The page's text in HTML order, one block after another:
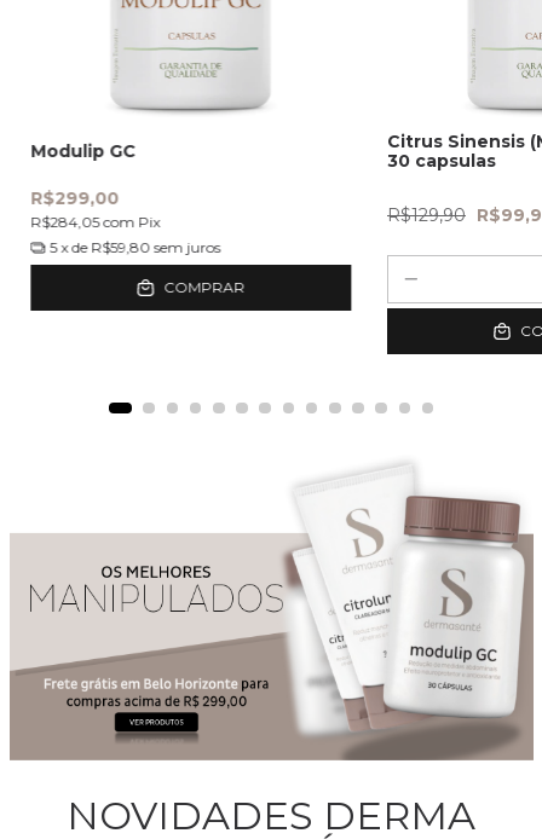
Modulip GC
R$299,00
R$284,05com Pix
5 x de R$59,80 sem juros
COMPRAR
Citrus Sinensis
30 capsulas
R$129,90
NOVIDADES DERMA